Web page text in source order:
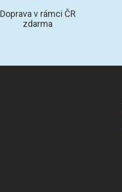
Doprava v rámci ČR
zdarma